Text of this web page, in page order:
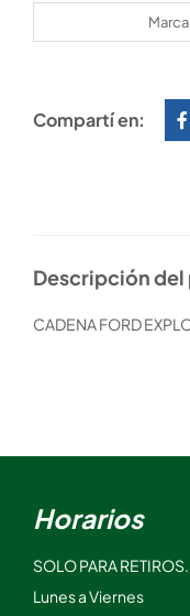
Marca
Compartí en:
Descripción
CADENA FORD
Horarios
SOLO PARA RETIROS.
Lunes a Viernes